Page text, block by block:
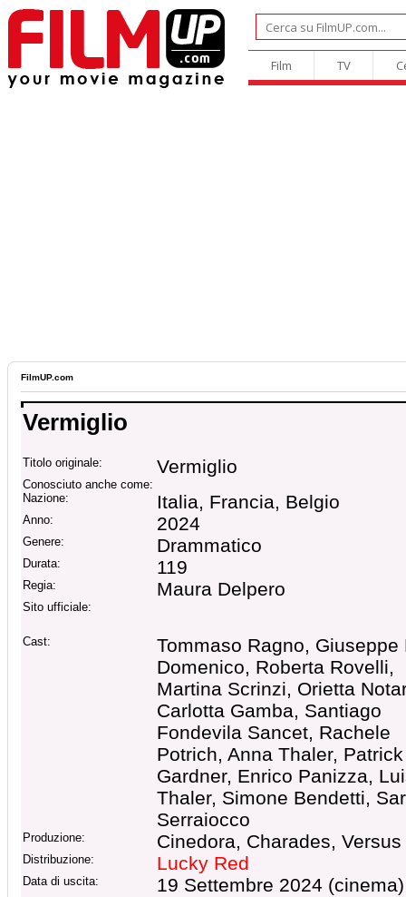
Film TV
FilmUP.com
Vermiglio
Titolo originale: Vermiglio
Conosciuto anche come:
Nazione:
Italia, Francia, Belgio
Anno: 2024
Genere: Drammatico
Durata: 119
Regia: Maura Delpero
Sito ufficiale:
Cast:
Tommaso Ragno, Giuseppe
Domenico, Roberta Rovelli,
Martina Scrinzi, Orietta
Carlotta Gamba, Santiago
Fondevila Sancet, Rachele
Potrich, Anna Thaler, Patrick
Gardner, Enrico Panizza,
Thaler, Simone Bendetti,
Serraiocco
Produzione: Cinedora, Charades, Versus
Distribuzione: Lucky Red
Data di uscita:
19 Settembre 2024 (cinema)